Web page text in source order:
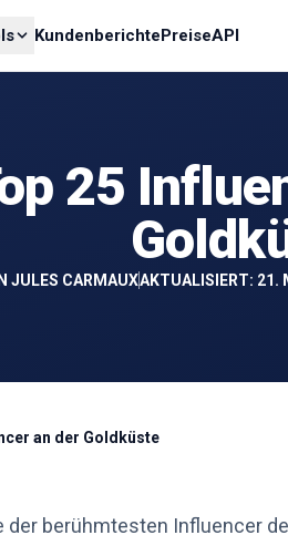
KundenberichtePreiseAPI
25
JULES CARMAUXAKTUALISIERT: 21.
an der Goldküste
berühmtesten Influencer